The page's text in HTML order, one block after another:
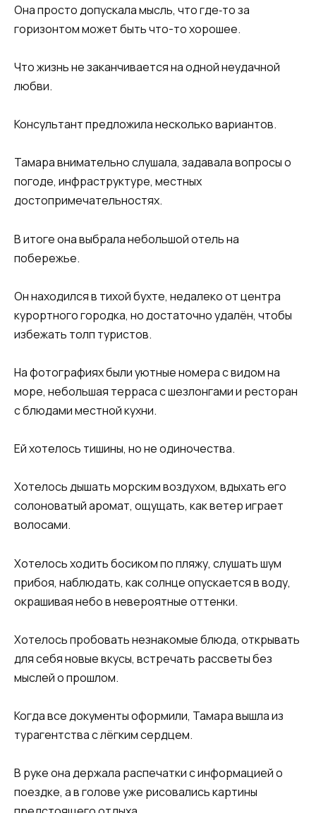
Она просто допускала мысль, что где‑то за
горизонтом может быть что-то хорошее.
Что жизнь не заканчивается на одной неудачной
любви.
Консультант предложила несколько вариантов.
Тамара внимательно слушала, задавала вопросы о
погоде, инфраструктуре, местных
достопримечательностях.
В итоге она выбрала небольшой отель на
побережье.
Он находился в тихой бухте, недалеко от центра
курортного городка, но достаточно удалён, чтобы
избежать толп туристов.
На фотографиях были уютные номера с видом на
море, небольшая терраса с шезлонгами и ресторан
с блюдами местной кухни.
Ей хотелось тишины, но не одиночества.
Хотелось дышать морским воздухом, вдыхать его
солоноватый аромат, ощущать, как ветер играет
волосами.
Хотелось ходить босиком по пляжу, слушать шум
прибоя, наблюдать, как солнце опускается в воду,
окрашивая небо в невероятные оттенки.
Хотелось пробовать незнакомые блюда, открывать
для себя новые вкусы, встречать рассветы без
мыслей о прошлом.
Когда все документы оформили, Тамара вышла из
турагентства с лёгким сердцем.
В руке она держала распечатки с информацией о
поездке, а в голове уже рисовались картины